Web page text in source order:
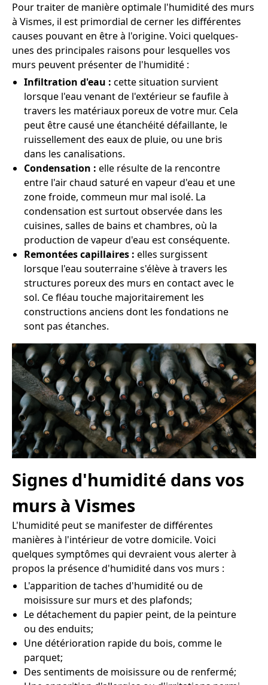
Pour traiter de manière optimale l'humidité des murs
à Vismes, il est primordial de cerner les différentes
causes pouvant en être à l'origine. Voici quelques-
unes des principales raisons pour lesquelles vos
murs peuvent présenter de l'humidité :
Infiltration d'eau : cette situation survient
lorsque l'eau venant de l'extérieur se faufile à
travers les matériaux poreux de votre mur. Cela
peut être causé une étanchéité défaillante, le
ruissellement des eaux de pluie, ou une bris
dans les canalisations.
Condensation : elle résulte de la rencontre
entre l'air chaud saturé en vapeur d'eau et une
zone froide, commeun mur mal isolé. La
condensation est surtout observée dans les
cuisines, salles de bains et chambres, où la
production de vapeur d'eau est conséquente.
Remontées capillaires : elles surgissent
lorsque l'eau souterraine s'élève à travers les
structures poreux des murs en contact avec le
sol. Ce fléau touche majoritairement les
constructions anciens dont les fondations ne
sont pas étanches.
Signes d'humidité dans vos
murs à Vismes
L'humidité peut se manifester de différentes
manières à l'intérieur de votre domicile. Voici
quelques symptômes qui devraient vous alerter à
propos la présence d'humidité dans vos murs :
L'apparition de taches d'humidité ou de
moisissure sur murs et des plafonds;
Le détachement du papier peint, de la peinture
ou des enduits;
Une détérioration rapide du bois, comme le
parquet;
Des sentiments de moisissure ou de renfermé;